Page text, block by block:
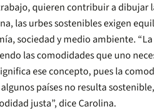
quieren contribuir a dibujar
las urbes sostenibles exigen
sociedad y medio ambiente.
las comodidades que uno
ese concepto, pues la
países no resulta
justa”, dice Carolina.